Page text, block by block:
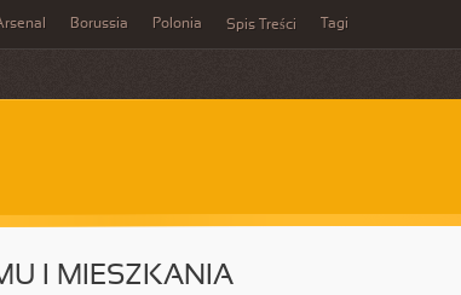
Borussia Polonia Spis Treści Tagi
I MIESZKANIA